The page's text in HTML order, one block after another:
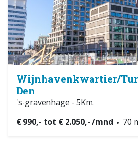
Wijnhavenkwartier/
Den
's-gravenhage - 5Km.
€ 990,- tot € 2.050,- /mnd
70